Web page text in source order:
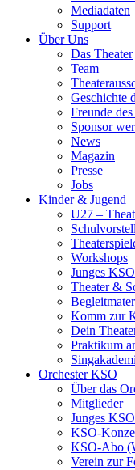
Mediadaten
Support
Über Uns
Das Theater
Team
Geschichte
Freunde
Sponsor
News
Magazin
Presse
Jobs
Kinder & Jugend
U27 –
Workshops
Junges KSO
Theater &
Komm zur
Dein
Praktikum
Orchester KSO
Über das
Mitglieder
Junges KSO
KSO-
KSO-Abo
Verein zur